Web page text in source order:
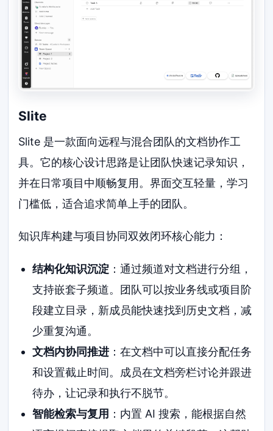
Slite
Slite 是一款面向远程与混合团队的文档协作工
具。它的核心设计思路是让团队快速记录知识，
并在日常项目中顺畅复用。界面交互轻量，学习
门槛低，适合追求简单上手的团队。
知识库构建与项目协同双效闭环核心能力：
结构化知识沉淀：通过频道对文档进行分组，
支持嵌套子频道。团队可以按业务线或项目阶
段建立目录，新成员能快速找到历史文档，减
少重复沟通。
文档内协同推进：在文档中可以直接分配任务
和设置截止时间。成员在文档旁栏讨论并跟进
待办，让记录和执行不脱节。
智能检索与复用 ：内置 AI 搜索，能根据自然